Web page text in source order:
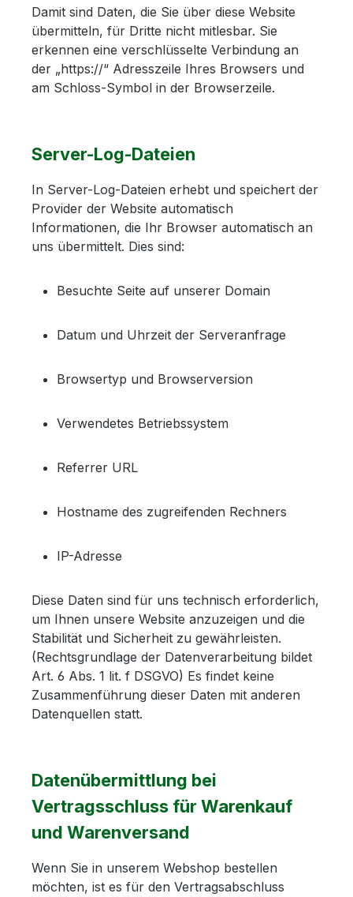
Damit sind Daten, die Sie über diese Website
übermitteln, für Dritte nicht mitlesbar. Sie
erkennen eine verschlüsselte Verbindung an
der „https://“ Adresszeile Ihres Browsers und
am Schloss-Symbol in der Browserzeile.
Server-Log-Dateien
In Server-Log-Dateien erhebt und speichert der
Provider der Website automatisch
Informationen, die Ihr Browser automatisch an
uns übermittelt. Dies sind:
Besuchte Seite auf unserer Domain
Datum und Uhrzeit der Serveranfrage
Browsertyp und Browserversion
Verwendetes Betriebssystem
Referrer URL
Hostname des zugreifenden Rechners
IP-Adresse
Diese Daten sind für uns technisch erforderlich,
um Ihnen unsere Website anzuzeigen und die
Stabilität und Sicherheit zu gewährleisten.
(Rechtsgrundlage der Datenverarbeitung bildet
Art. 6 Abs. 1 lit. f DSGVO) Es findet keine
Zusammenführung dieser Daten mit anderen
Datenquellen statt.
Datenübermittlung bei
Vertragsschluss für Warenkauf
und Warenversand
Wenn Sie in unserem Webshop bestellen
möchten, ist es für den Vertragsabschluss